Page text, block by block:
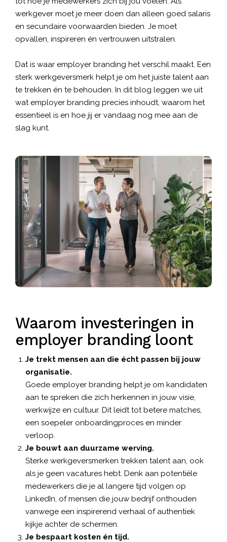
werkgever moet je meer doen dan alleen goed salaris
en secundaire voorwaarden bieden. Je moet
opvallen, inspireren én vertrouwen uitstralen.
Dat is waar employer branding het verschil maakt. Een
sterk werkgeversmerk helpt je om het juiste talent aan
te trekken én te behouden. In dit blog leggen we uit
wat employer branding precies inhoudt, waarom het
essentieel is en hoe jij er vandaag nog mee aan de
slag kunt.
Waarom investeringen in
employer branding loont
Je trekt mensen aan die écht passen bij jouw
organisatie.
Goede employer branding helpt je om kandidaten
aan te spreken die zich herkennen in jouw visie,
werkwijze en cultuur. Dit leidt tot betere matches,
een soepeler onboardingproces en minder
verloop.
Je bouwt aan duurzame werving.
Sterke werkgeversmerken trekken talent aan, ook
als je geen vacatures hebt. Denk aan potentiële
medewerkers die je al langere tijd volgen op
LinkedIn, of mensen die jouw bedrijf onthouden
vanwege een inspirerend verhaal of authentiek
kijkje achter de schermen.
Je bespaart kosten én tijd.